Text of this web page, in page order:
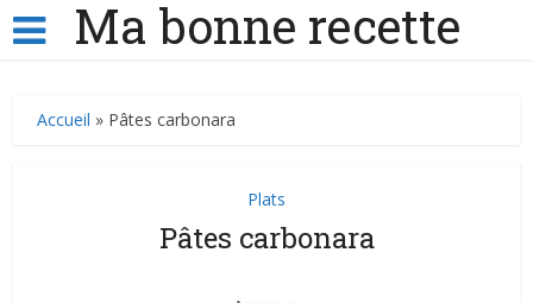
Ma bonne recette
Accueil » Pâtes carbonara
Plats
Pâtes carbonara